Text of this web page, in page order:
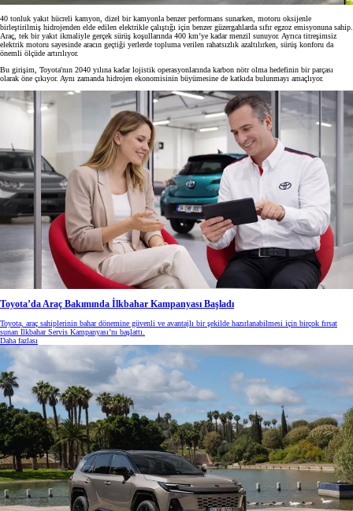
40 tonluk yakıt hücreli kamyon, dizel bir kamyonla benzer performans sunarken, motoru oksijenle
birleştirilmiş hidrojenden elde edilen elektrikle çalıştığı için benzer güzergahlarda sıfır egzoz emisyonuna sahip.
Araç, tek bir yakıt ikmaliyle gerçek sürüş koşullarında 400 km’ye kadar menzil sunuyor. Ayrıca titreşimsiz
elektrik motoru sayesinde aracın geçtiği yerlerde topluma verilen rahatsızlık azaltılırken, sürüş konforu da
önemli ölçüde artırılıyor.
Bu girişim, Toyota'nın 2040 yılına kadar lojistik operasyonlarında karbon nötr olma hedefinin bir parçası
olarak öne çıkıyor. Aynı zamanda hidrojen ekonomisinin büyümesine de katkıda bulunmayı amaçlıyor.
Toyota’da Araç Bakımında İlkbahar Kampanyası Başladı
Toyota, araç sahiplerinin bahar dönemine güvenli ve avantajlı bir şekilde hazırlanabilmesi için birçok fırsat
sunan İlkbahar Servis Kampanyası’nı başlattı.
Daha fazlası